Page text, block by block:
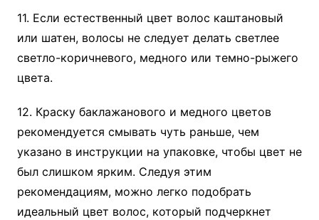
11. Если естественный цвет волос каштановый
или шатен, волосы не следует делать светлее
светло-коричневого, медного или темно-рыжего
цвета.
12. Краску баклажанового и медного цветов
рекомендуется смывать чуть раньше, чем
указано в инструкции на упаковке, чтобы цвет не
был слишком ярким. Следуя этим
рекомендациям, можно легко подобрать
идеальный цвет волос, который подчеркнет